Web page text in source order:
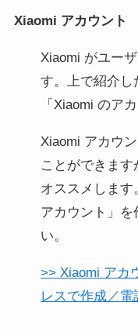
Xiaomi アカウント
Xiaomi がユー
す。上で紹介し
「Xiaomi のア
Xiaomi アカウ
ことができま
オススメします
アカウント」を
い。
>> Xiaomi アカ
レスで作成／電